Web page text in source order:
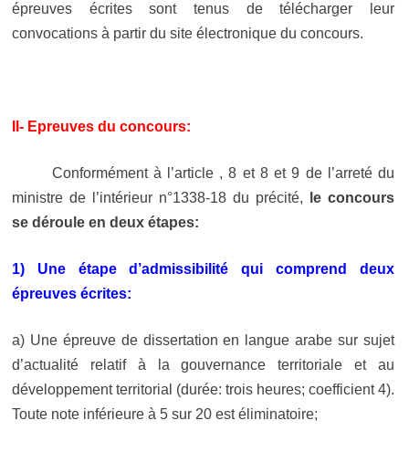
épreuves écrites sont tenus de télécharger leur
convocations à partir du site électronique du concours.
II- Epreuves du concours:
Conformément à
l’article , 8 et 8 et 9 de l’arreté du
ministre de l’intérieur n°1338-18 du précité,
le concours
se déroule en deux étapes:
1) Une étape d’admissibilité qui comprend deux
épreuves écrites:
a) Une épreuve de dissertation en langue arabe sur sujet
d’actualité relatif à la gouvernance territoriale et au
développement territorial (durée: trois heures; coefficient 4).
Toute note inférieure à 5 sur 20 est éliminatoire;